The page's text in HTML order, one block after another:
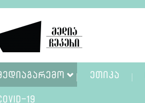
ᲔᲗᲘᲙᲐ
COVID-19